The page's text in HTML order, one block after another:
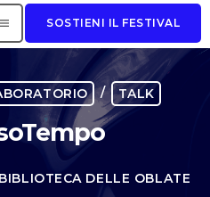
SOSTIENI IL FESTIVAL
moment.
/ TALK
BIBLIOTECA DELLE OBLATE